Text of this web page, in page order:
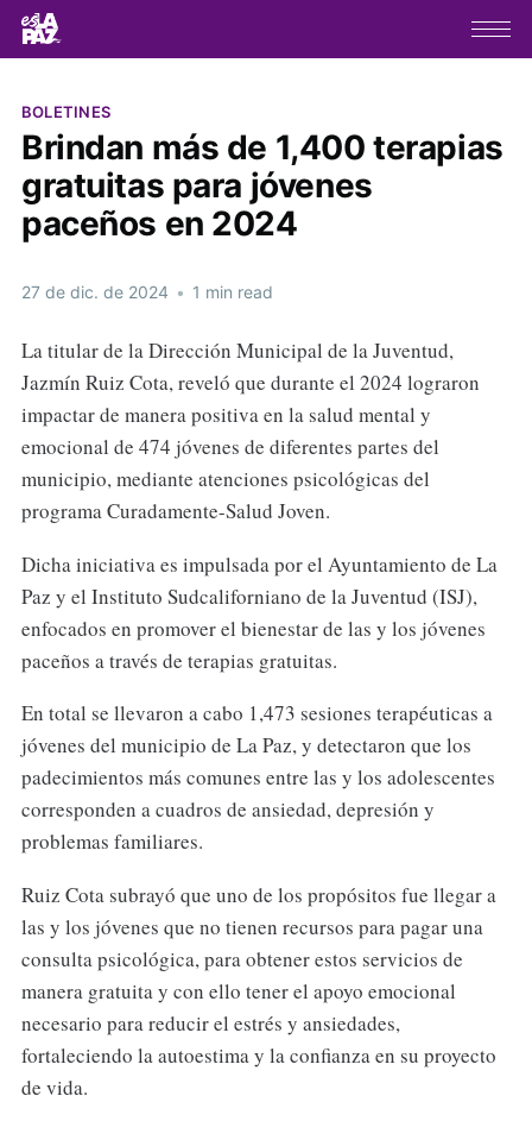
BOLETINES
Brindan más de 1,400 terapias
gratuitas para jóvenes
paceños en 2024
27 de dic. de 2024 • 1 min read
La titular de la Dirección Municipal de la Juventud,
Jazmín Ruiz Cota, reveló que durante el 2024 lograron
impactar de manera positiva en la salud mental y
emocional de 474 jóvenes de diferentes partes del
municipio, mediante atenciones psicológicas del
programa Curadamente-Salud Joven.
Dicha iniciativa es impulsada por el Ayuntamiento de La
Paz y el Instituto Sudcaliforniano de la Juventud (ISJ),
enfocados en promover el bienestar de las y los jóvenes
paceños a través de terapias gratuitas.
En total se llevaron a cabo 1,473 sesiones terapéuticas a
jóvenes del municipio de La Paz, y detectaron que los
padecimientos más comunes entre las y los adolescentes
corresponden a cuadros de ansiedad, depresión y
problemas familiares.
Ruiz Cota subrayó que uno de los propósitos fue llegar a
las y los jóvenes que no tienen recursos para pagar una
consulta psicológica, para obtener estos servicios de
manera gratuita y con ello tener el apoyo emocional
necesario para reducir el estrés y ansiedades,
fortaleciendo la autoestima y la confianza en su proyecto
de vida.